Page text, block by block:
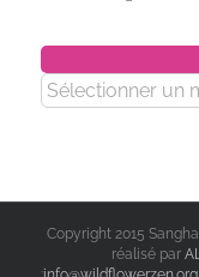
Archives
Copyright 2015
réalisé par